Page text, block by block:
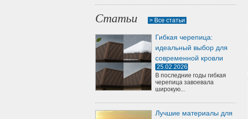
Статьи > Все статьи
Гибкая черепица:
идеальный выбор для
современной кровли
25.02.2026
В последние годы гибкая
черепица завоевала
широкую...
Лучшие материалы для